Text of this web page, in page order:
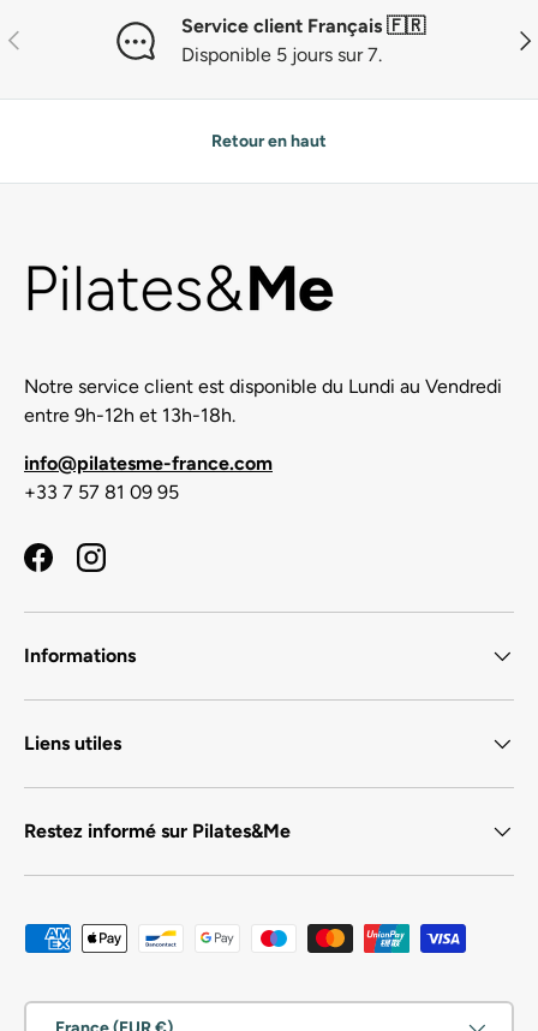
Précédent
Service client Français 🇫🇷
Disponible 5 jours sur 7.
Retour en haut
Notre service client est disponible du Lundi au Vendredi
entre 9h-12h et 13h-18h.
info@pilatesme-france.com
+33 7 57 81 09 95
FacebookInstagram
Informations
Liens utiles
Restez informé sur Pilates&Me
Moyens de paiement acceptés